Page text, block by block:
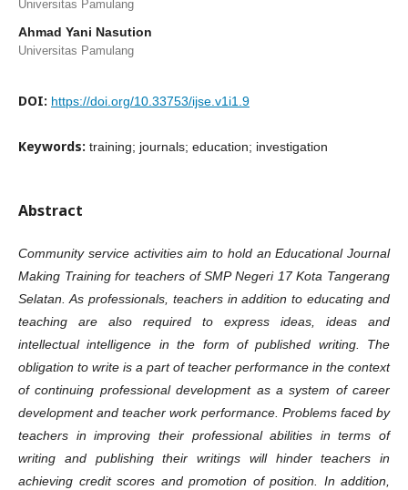
Universitas Pamulang
Ahmad Yani Nasution
Universitas Pamulang
DOI: https://doi.org/10.33753/ijse.v1i1.9
Keywords: training; journals; education; investigation
Abstract
Community service activities aim to hold an Educational Journal
Making Training for teachers of SMP Negeri 17 Kota Tangerang
Selatan. As professionals, teachers in addition to educating and
teaching are also required to express ideas, ideas and
intellectual intelligence in the form of published writing. The
obligation to write is a part of teacher performance in the context
of continuing professional development as a system of career
development and teacher work performance. Problems faced by
teachers in improving their professional abilities in terms of
writing and publishing their writings will hinder teachers in
achieving credit scores and promotion of position. In addition,